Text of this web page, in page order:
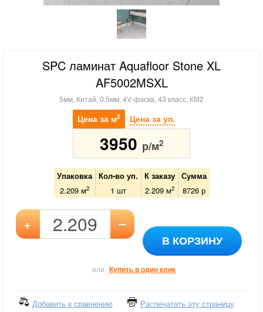
SPC ламинат Aquafloor Stone XL
AF5002MSXL
5мм, Китай, 0.5мм, 4V-фаска, 43 класс, КМ2
Цена за м2 Цена за уп.
3950 р/м2
Упаковка Кол-во уп. К заказу
Сумма
2.209 м2 1 шт 2.209м2 8726р
+ –
В КОРЗИНУ
или Купить в один клик
Добавить к сравнению
Распечатать эту страницу